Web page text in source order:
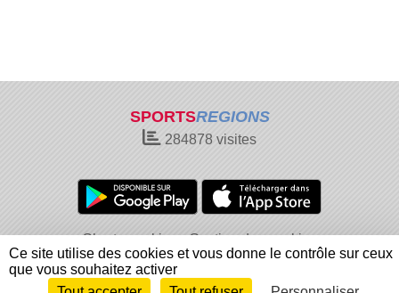
SPORTSREGIONS
284878 visites
Charte cookies
Gestion des cookies
Informations légales
Signaler un contenu inapproprié
Ce site utilise des cookies et vous donne le contrôle sur ceux
que vous souhaitez activer